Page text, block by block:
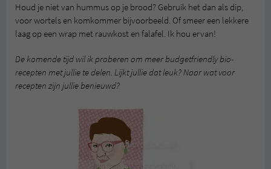
Houd je niet van hummus op je brood? Gebruik het dan als dip,
voor wortels en komkommer bijvoorbeeld. Of smeer een lekkere
laag op een wrap met rauwkost en falafel. Ik hou ervan!
De komende tijd wil ik proberen om meer budgetfriendly bio-
recepten met jullie te delen. Lijkt jullie dat leuk? Naar wat voor
recepten zijn jullie benieuwd?